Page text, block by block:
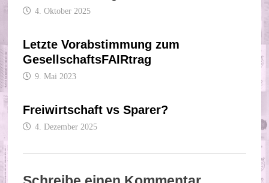
4. Oktober 2025
Letzte Vorabstimmung zum
GesellschaftsFAIRtrag
9. Mai 2023
Freiwirtschaft vs Sparer?
4. Dezember 2025